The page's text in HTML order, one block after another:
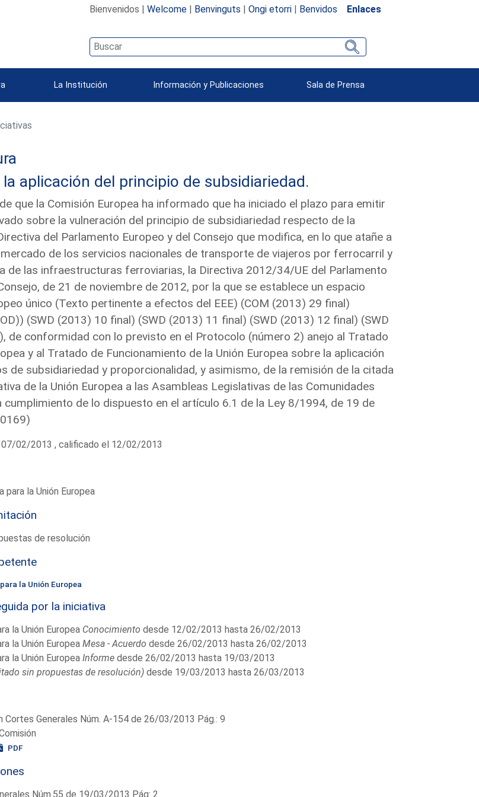
Bienvenidos | Welcome| Benvinguts | Ongi etorri| Benvidos Enlaces
La Institución Información y Publicaciones Sala de Prensa
aplicación del principio de subsidiariedad.
que la Comisión Europea ha informado que ha iniciado el plazo para emitir
sobre la vulneración del principio de subsidiariedad respecto de la
del Parlamento Europeo y del Consejo que modifica, en lo que atañe a
de los servicios nacionales de transporte de viajeros por ferrocarril y
de las infraestructuras ferroviarias, la Directiva 2012/34/UE del Parlamento
de 21 de noviembre de 2012, por la que se establece un espacio
único (Texto pertinente a efectos del EEE) (COM (2013) 29 final)
(SWD (2013) 10 final) (SWD (2013) 11 final) (SWD (2013) 12 final) (SWD
de conformidad con lo previsto en el Protocolo (número 2) anejo al Tratado
y al Tratado de Funcionamiento de la Unión Europea sobre la aplicación
de subsidiariedad y proporcionalidad, y asimismo, de la remisión de la citada
de la Unión Europea a las Asambleas Legislativas de las Comunidades
cumplimiento de lo dispuesto en el artículo 6.1 de la Ley 8/1994, de 19 de
02/2013 , calificado el 12/02/2013
para la Unión Europea
de resolución
la Unión Europea
por la iniciativa
la Unión Europea Conocimiento desde 12/02/2013 hasta 26/02/2013
la Unión Europea Mesa - Acuerdo desde 26/02/2013 hasta 26/02/2013
la Unión Europea Informedesde 26/02/2013 hasta 19/03/2013
sin propuestas de resolución)desde 19/03/2013 hasta 26/03/2013
Cortes Generales Núm. A-154 de 26/03/2013 Pág.: 9
PDF
Núm.55 de 19/03/2013 Pág: 2